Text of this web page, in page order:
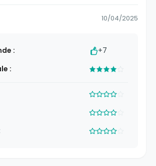
10/04/2025
:
+7
: